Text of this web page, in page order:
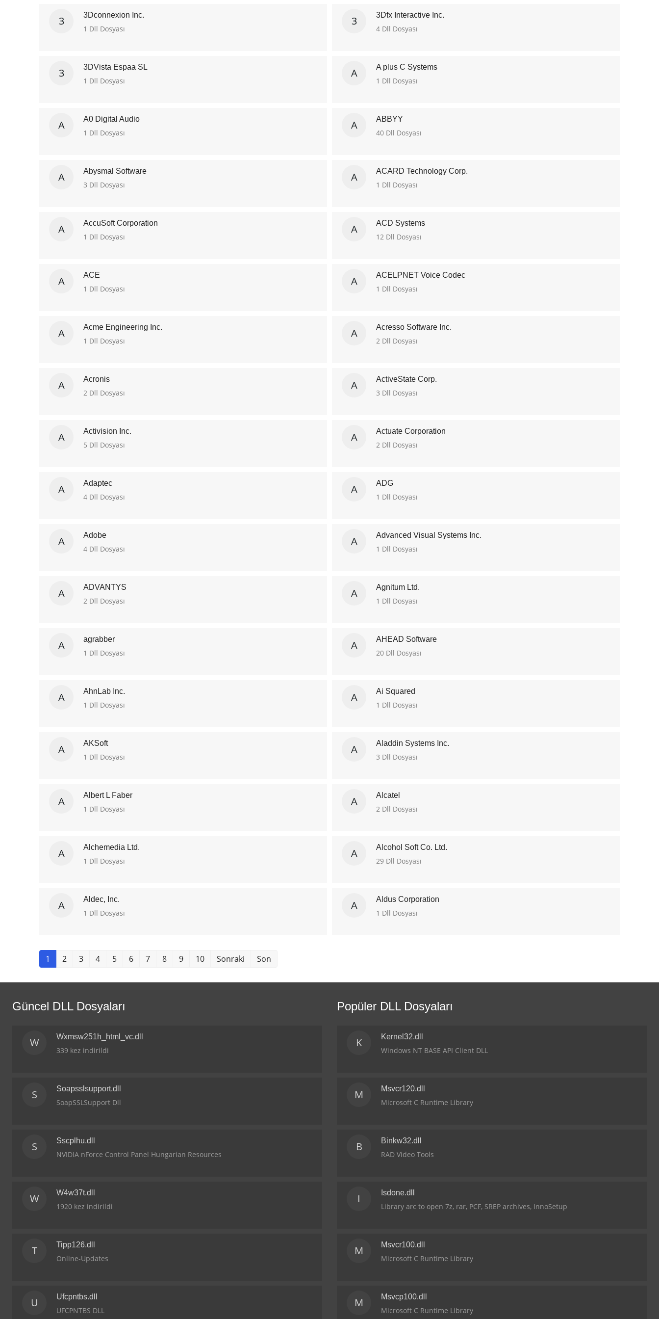
3 3Dconnexion Inc.
1 Dll Dosyası
3 3Dfx Interactive Inc.
4 Dll Dosyası
3 3DVista Espaa SL
1 Dll Dosyası
A A plus C Systems
1 Dll Dosyası
A A0 Digital Audio
1 Dll Dosyası
A ABBYY
40 Dll Dosyası
A Abysmal Software
3 Dll Dosyası
A ACARD Technology Corp.
1 Dll Dosyası
A AccuSoft Corporation
1 Dll Dosyası
A ACD Systems
12 Dll Dosyası
A ACE
1 Dll Dosyası
A ACELPNET Voice Codec
1 Dll Dosyası
A Acme Engineering Inc.
1 Dll Dosyası
A Acresso Software Inc.
2 Dll Dosyası
A Acronis
2 Dll Dosyası
A ActiveState Corp.
3 Dll Dosyası
A Activision Inc.
5 Dll Dosyası
A Actuate Corporation
2 Dll Dosyası
A Adaptec
4 Dll Dosyası
A ADG
1 Dll Dosyası
A Adobe
4 Dll Dosyası
A Advanced Visual Systems Inc.
1 Dll Dosyası
A ADVANTYS
2 Dll Dosyası
A Agnitum Ltd.
1 Dll Dosyası
A agrabber
1 Dll Dosyası
A AHEAD Software
20 Dll Dosyası
A AhnLab Inc.
1 Dll Dosyası
A Ai Squared
1 Dll Dosyası
A AKSoft
1 Dll Dosyası
A Aladdin Systems Inc.
3 Dll Dosyası
A Albert L Faber
1 Dll Dosyası
A Alcatel
2 Dll Dosyası
A Alchemedia Ltd.
1 Dll Dosyası
A Alcohol Soft Co. Ltd.
29 Dll Dosyası
A Aldec, Inc.
1 Dll Dosyası
A Aldus Corporation
1 Dll Dosyası
1 2 3 4 5 6 7 8 9 10 Sonraki Son
Güncel DLL Dosyaları
W Wxmsw251h_html_vc.dll
339 kez indirildi
S Soapsslsupport.dll
SoapSSLSupport Dll
S Sscplhu.dll
NVIDIA nForce Control Panel Hungarian Resources
W W4w37t.dll
1920 kez indirildi
T Tipp126.dll
Online-Updates
U Ufcpntbs.dll
UFCPNTBS DLL
Popüler DLL Dosyaları
K Kernel32.dll
Windows NT BASE API Client DLL
M Msvcr120.dll
Microsoft C Runtime Library
B Binkw32.dll
RAD Video Tools
I Isdone.dll
Library arc to open 7z, rar, PCF, SREP archives, InnoSetup
M Msvcr100.dll
Microsoft C Runtime Library
M Msvcp100.dll
Microsoft C Runtime Library